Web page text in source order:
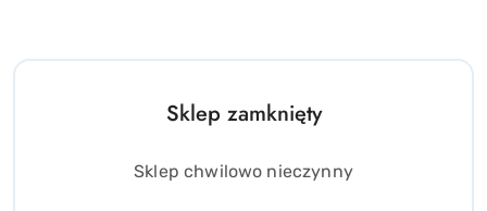
Sklep zamknięty
Sklep chwilowo nieczynny